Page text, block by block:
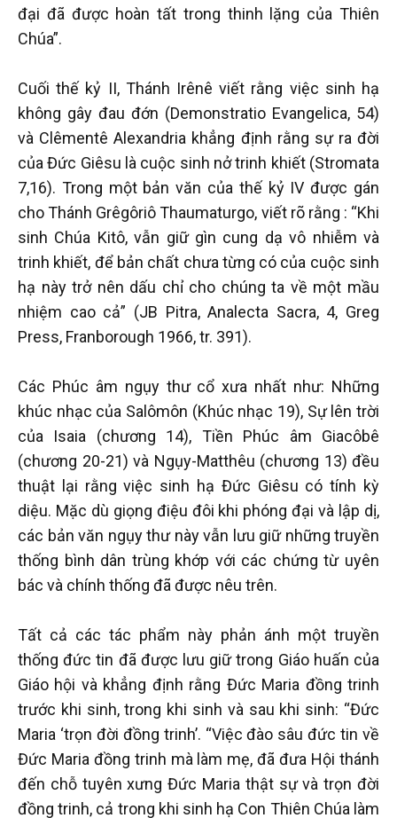
đại đã được hoàn tất trong thinh lặng của Thiên
Chúa”.
Cuối thế kỷ II, Thánh Irênê viết rằng việc sinh hạ
không gây đau đớn (Demonstratio Evangelica, 54)
và Clêmentê Alexandria khẳng định rằng sự ra đời
của Đức Giêsu là cuộc sinh nở trinh khiết (Stromata
7,16). Trong một bản văn của thế kỷ IV được gán
cho Thánh Grêgôriô Thaumaturgo, viết rõ rằng : “Khi
sinh Chúa Kitô, vẫn giữ gìn cung dạ vô nhiễm và
trinh khiết, để bản chất chưa từng có của cuộc sinh
hạ này trở nên dấu chỉ cho chúng ta về một mầu
nhiệm cao cả” (JB Pitra, Analecta Sacra, 4, Greg
Press, Franborough 1966, tr. 391).
Các Phúc âm ngụy thư cổ xưa nhất như: Những
khúc nhạc của Salômôn (Khúc nhạc 19), Sự lên trời
của Isaia (chương 14), Tiền Phúc âm Giacôbê
(chương 20-21) và Ngụy-Matthêu (chương 13) đều
thuật lại rằng việc sinh hạ Đức Giêsu có tính kỳ
diệu. Mặc dù giọng điệu đôi khi phóng đại và lập dị,
các bản văn ngụy thư này vẫn lưu giữ những truyền
thống bình dân trùng khớp với các chứng từ uyên
bác và chính thống đã được nêu trên.
Tất cả các tác phẩm này phản ánh một truyền
thống đức tin đã được lưu giữ trong Giáo huấn của
Giáo hội và khẳng định rằng Đức Maria đồng trinh
trước khi sinh, trong khi sinh và sau khi sinh: “Đức
Maria ‘trọn đời đồng trinh’. “Việc đào sâu đức tin về
Đức Maria đồng trinh mà làm mẹ, đã đưa Hội thánh
đến chỗ tuyên xưng Đức Maria thật sự và trọn đời
đồng trinh, cả trong khi sinh hạ Con Thiên Chúa làm